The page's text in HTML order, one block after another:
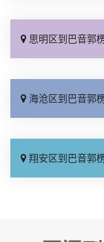
思明区到巴音郭楞物流专线_要多少钱「专
海沧区到巴音郭楞物流专线_合理收费「直达特
翔安区到巴音郭楞物流专线_收费标准「一